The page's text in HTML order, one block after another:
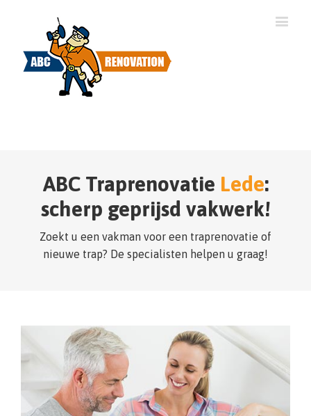
ABC Traprenovatie Lede:
scherp geprijsd vakwerk!
Zoekt u een vakman voor een traprenovatie of
nieuwe trap? De specialisten helpen u graag!